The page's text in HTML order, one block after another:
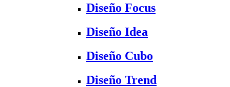
Diseño Focus
Diseño Idea
Diseño Cubo
Diseño Trend